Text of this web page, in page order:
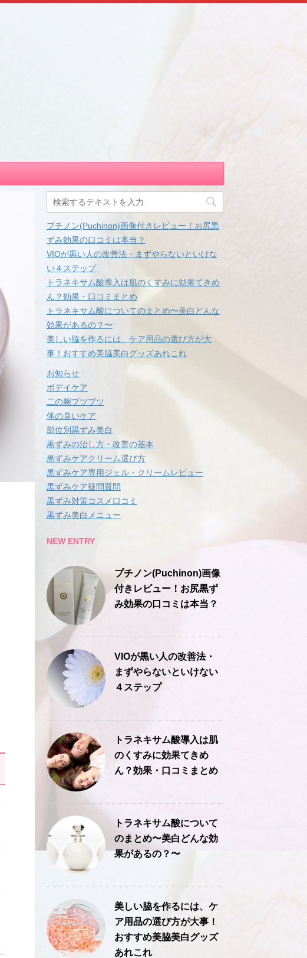
プチノン(Puchinon)画像付きレビュー！お尻黒
ずみ効果の口コミは本当？
VIOが黒い人の改善法・まずやらないといけな
い４ステップ
トラネキサム酸導入は肌のくすみに効果てきめ
ん？効果・口コミまとめ
トラネキサム酸についてのまとめ〜美白どんな
効果があるの？〜
美しい脇を作るには、ケア用品の選び方が大
事！おすすめ美脇美白グッズあれこれ
お知らせ
ボデイケア
二の腕ブツブツ
体の臭いケア
部位別黒ずみ美白
黒ずみの治し方・改善の基本
黒ずみケアクリーム選び方
黒ずみケア専用ジェル・クリームレビュー
黒ずみケア疑問質問
黒ずみ対策コスメ口コミ
黒ずみ美白メニュー
NEW ENTRY
プチノン(Puchinon)画像
付きレビュー！お尻黒ず
み効果の口コミは本当？
VIOが黒い人の改善法・
まずやらないといけない
４ステップ
トラネキサム酸導入は肌
のくすみに効果てきめ
ん？効果・口コミまとめ
トラネキサム酸について
のまとめ〜美白どんな効
果があるの？〜
美しい脇を作るには、ケ
ア用品の選び方が大事！
おすすめ美脇美白グッズ
あれこれ